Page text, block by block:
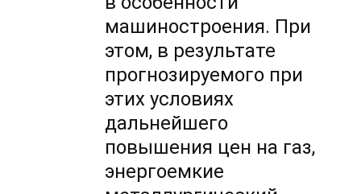
машиностроения. При
этом, в результате
прогнозируемого при
этих условиях
дальнейшего
повышения цен на газ,
энергоемкие